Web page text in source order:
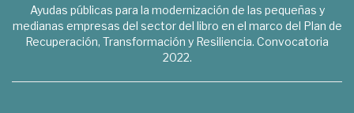
Ayudas públicas para la modernización de las pequeñas y
medianas empresas del sector del libro en el marco del Plan de
Recuperación, Transformación y Resiliencia. Convocatoria
2022.